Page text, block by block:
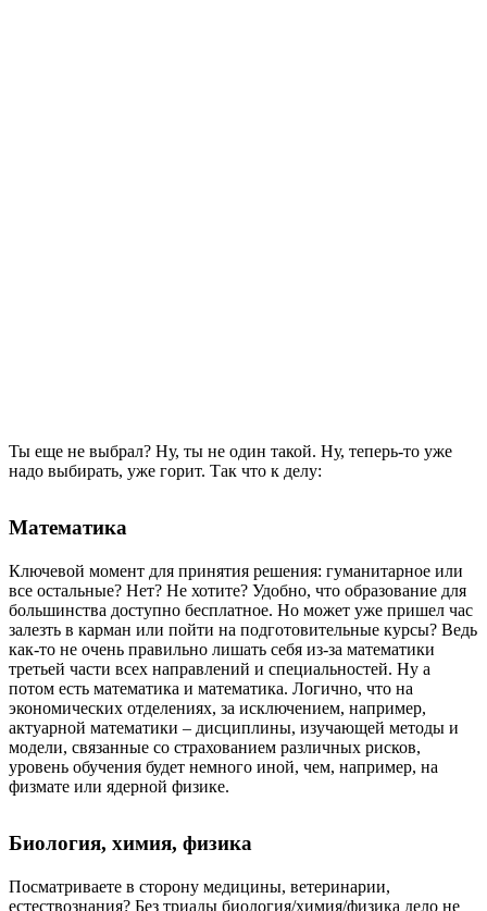
Ты еще не выбрал? Ну, ты не один такой. Ну, теперь-то уже
надо выбирать, уже горит. Так что к делу:
Математика
Ключевой момент для принятия решения: гуманитарное или
все остальные? Нет? Не хотите? Удобно, что образование для
большинства доступно бесплатное. Но может уже пришел час
залезть в карман или пойти на подготовительные курсы? Ведь
как-то не очень правильно лишать себя из-за математики
третьей части всех направлений и специальностей. Ну а
потом есть математика и математика. Логично, что на
экономических отделениях, за исключением, например,
актуарной математики – дисциплины, изучающей методы и
модели, связанные со страхованием различных рисков,
уровень обучения будет немного иной, чем, например, на
физмате или ядерной физике.
Биология, химия, физика
Посматриваете в сторону медицины, ветеринарии,
естествознания? Без триады биология/химия/физика дело не